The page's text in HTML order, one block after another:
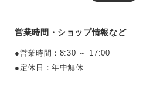
営業時間・ショップ情報など
●営業時間：8:30 ～ 17:00
●定休日：年中無休